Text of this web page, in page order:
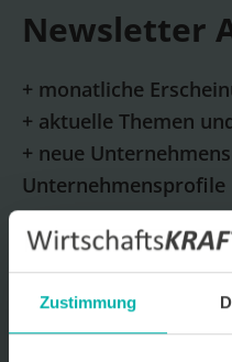
Zustimmung
Newsletter
+ monatliche
+ aktuelle Themen
+ neue
Unternehmensprofile
E-Mail *